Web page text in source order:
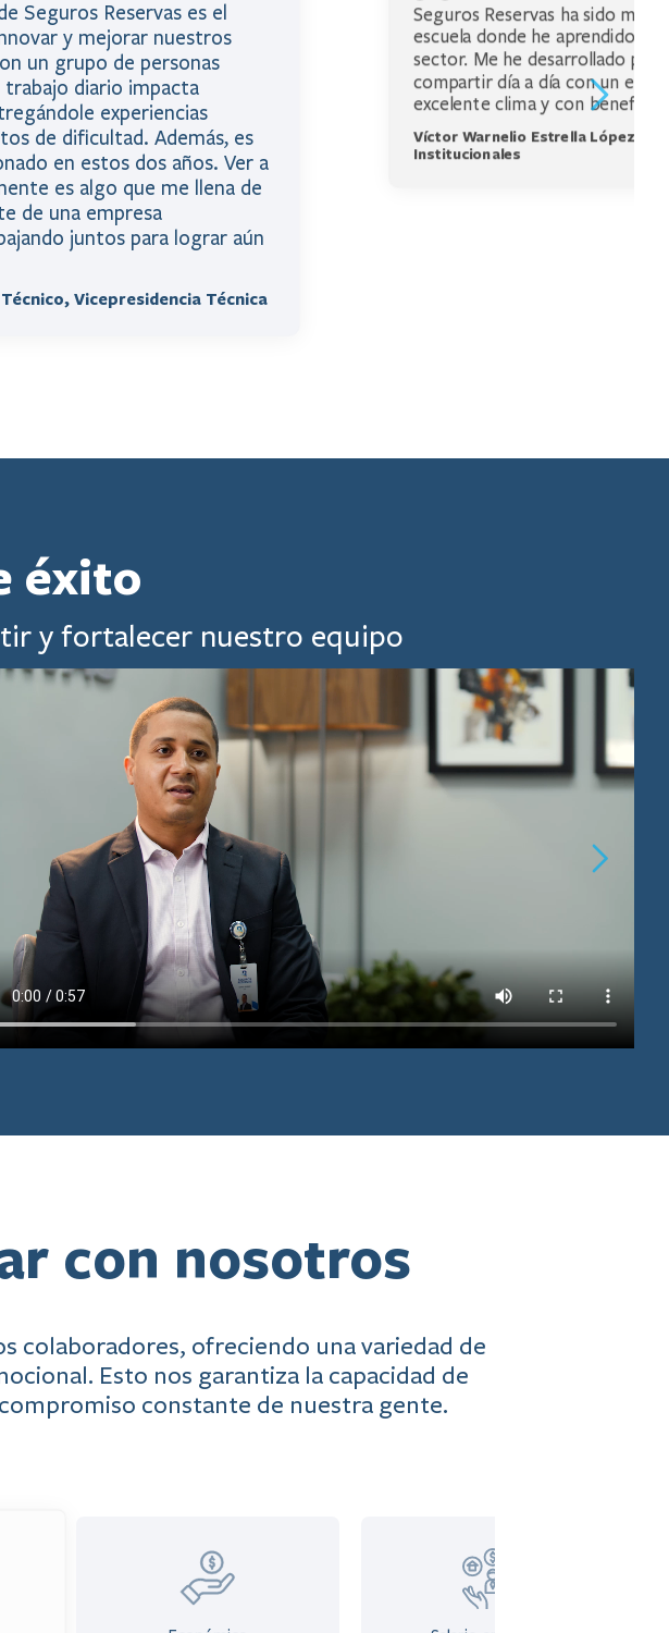
Seguros Reservas es el
y mejorar nuestros
un grupo de personas
trabajo diario impacta
experiencias
de dificultad. Además, es
en estos dos años. Ver a
es algo que me llena de
de una empresa
juntos para lograr aún
Vicepresidencia Técnica
Seguros Reservas ha sido más
escuela donde he aprendido
sector. Me he desarrollado
compartir día a día con un
excelente clima y con
Víctor Warnelio Estrella López,
Institucionales
éxito
y fortalecer nuestro equipo
con nosotros
colaboradores, ofreciendo una variedad de
Esto nos garantiza la capacidad de
constante de nuestra gente.